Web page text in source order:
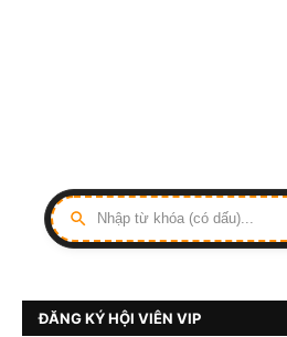
ĐĂNG KÝ HỘI VIÊN VIP